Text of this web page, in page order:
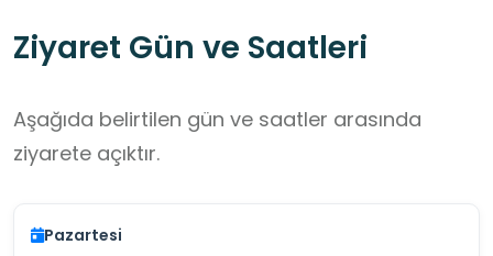
Ziyaret Gün ve Saatleri
Aşağıda belirtilen gün ve saatler arasında
ziyarete açıktır.
Pazartesi